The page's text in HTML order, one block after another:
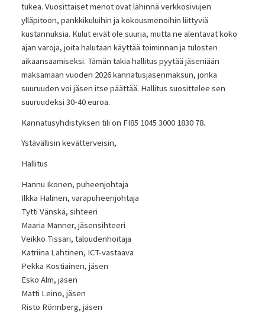
tukea. Vuosittaiset menot ovat lähinnä verkkosivujen
ylläpitoon, pankkikuluihin ja kokousmenoihin liittyviä
kustannuksia. Kulut eivät ole suuria, mutta ne alentavat koko
ajan varoja, joita halutaan käyttää toiminnan ja tulosten
aikaansaamiseksi. Tämän takia hallitus pyytää jäseniään
maksamaan vuoden 2026 kannatusjäsenmaksun, jonka
suuruuden voi jäsen itse päättää. Hallitus suosittelee sen
suuruudeksi 30-40 euroa.
Kannatusyhdistyksen tili on FI85 1045 3000 1830 78.
Ystävällisin kevätterveisin,
Hallitus
Hannu Ikonen, puheenjohtaja
Ilkka Halinen, varapuheenjohtaja
Tytti Vänskä, sihteeri
Maaria Manner, jäsensihteeri
Veikko Tissari, taloudenhoitaja
Katriina Lahtinen, ICT-vastaava
Pekka Kostiainen, jäsen
Esko Alm, jäsen
Matti Leino, jäsen
Risto Rönnberg, jäsen